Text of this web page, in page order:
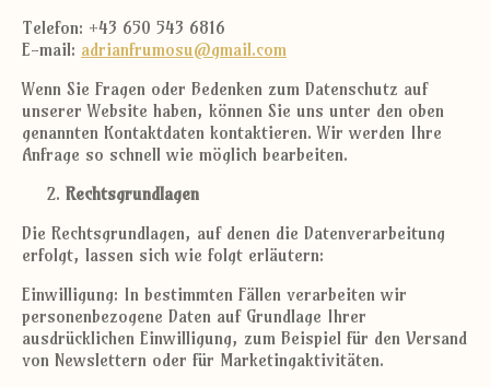
Telefon: +43 650 543 6816
E-mail: adrianfrumosu@gmail.com
Wenn Sie Fragen oder Bedenken zum Datenschutz auf
unserer Website haben, können Sie uns unter den oben
genannten Kontaktdaten kontaktieren. Wir werden Ihre
Anfrage so schnell wie möglich bearbeiten.
Rechtsgrundlagen
Die Rechtsgrundlagen, auf denen die Datenverarbeitung
erfolgt, lassen sich wie folgt erläutern:
Einwilligung: In bestimmten Fällen verarbeiten wir
personenbezogene Daten auf Grundlage Ihrer
ausdrücklichen Einwilligung, zum Beispiel für den Versand
von Newslettern oder für Marketingaktivitäten.